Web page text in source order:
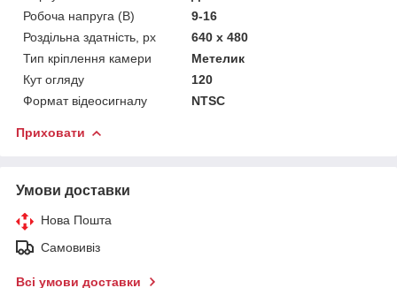
Робоча напруга (В)
9-16
Роздільна здатність, px
640 х 480
Тип кріплення камери
Метелик
Кут огляду
120
Формат відеосигналу
NTSC
Приховати
Умови доставки
Нова Пошта
Самовивіз
Всі умови доставки